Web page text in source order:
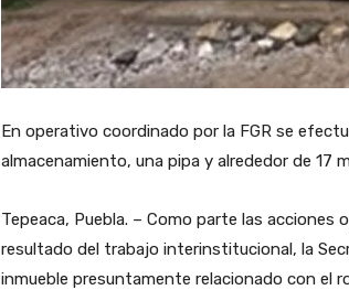
En operativo coordinado por la FGR se
almacenamiento, una pipa y alrededor de 17
Tepeaca, Puebla. – Como parte las acciones
resultado del trabajo interinstitucional, la
inmueble presuntamente relacionado con el